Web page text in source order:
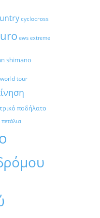
cyclocross
ews extreme
shimano
world tour
ποδήλατο
πετάλια